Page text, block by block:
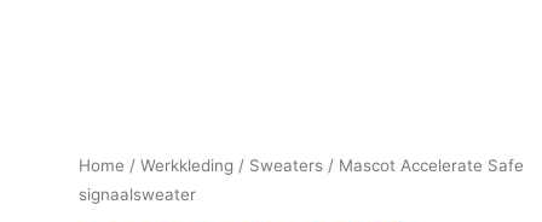
Home / Werkkleding / Sweaters / Mascot Accelerate Safe
signaalsweater